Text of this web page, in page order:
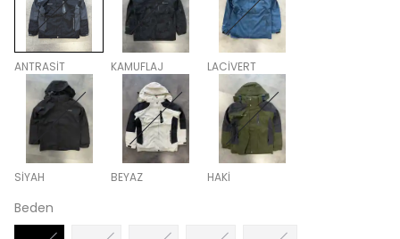
ANTRASİT KAMUFLAJ LACİVERT
SİYAH BEYAZ HAKİ
Beden